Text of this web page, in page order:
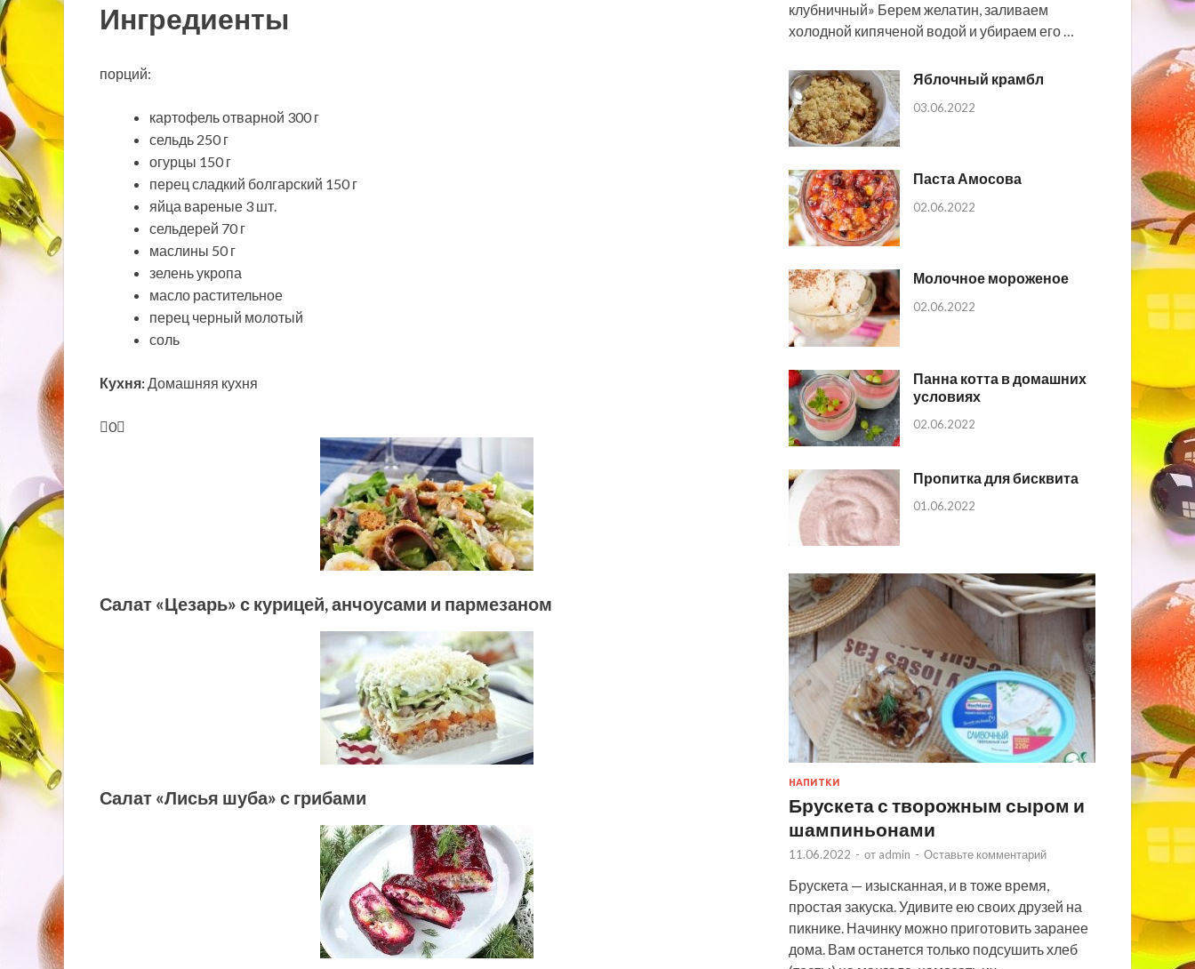
Ингредиенты
порций:
картофель отварной 300 г
сельдь 250 г
огурцы 150 г
перец сладкий болгарский 150 г
яйца вареные 3 шт.
сельдерей 70 г
маслины 50 г
зелень укропа
масло растительное
перец черный молотый
соль
Кухня:Домашняя кухня
0
Салат «Цезарь» с курицей, анчоусами и пармезаном
Салат «Лисья шуба» с грибами
клубничный» Берем желатин, заливаем
холодной кипяченой водой и убираем его …
Яблочный крамбл
03.06.2022
Паста Амосова
02.06.2022
Молочное мороженое
02.06.2022
Панна котта в домашних
условиях
02.06.2022
Пропитка для бисквита
01.06.2022
НАПИТКИ
Брускета с творожным сыром и
шампиньонами
11.06.2022 - от admin - Оставьте комментарий
Брускета — изысканная, и в тоже время,
простая закуска. Удивите ею своих друзей на
пикнике. Начинку можно приготовить заранее
дома. Вам останется только подсушить хлеб